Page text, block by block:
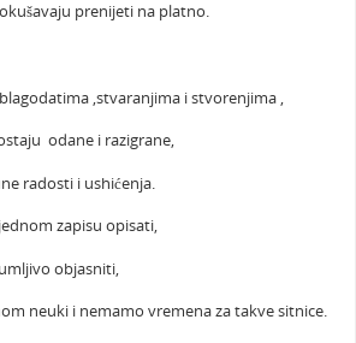
prenijeti na platno.
,stvaranjima i stvorenjima ,
odane i razigrane,
radosti i ushićenja.
zapisu opisati,
objasniti,
neuki i nemamo vremena za takve sitnice.